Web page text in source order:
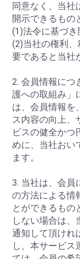
同意なく、当社
開示できるもの
(1)法令に基づ
(2)当社の権利
要であると当社
2. 会員情報につ
護への取組み」
は、会員情報を
ス内容の向上、
ビスの健全かつ
めに、当社おい
ます。
3. 当社は、会員
の方法による情
とができるもの
しない場合は、
通知して頂けれ
し、本サービス